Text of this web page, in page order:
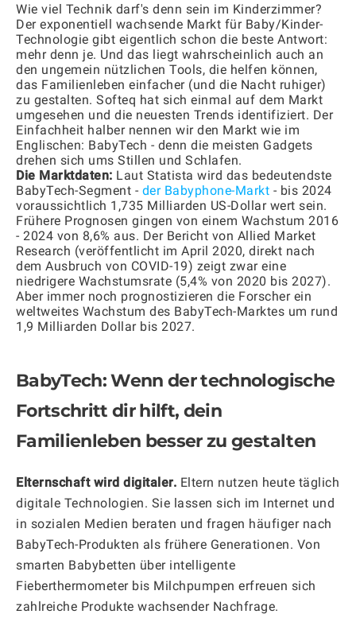
Wie viel Technik darf's denn sein im Kinderzimmer?
Der exponentiell wachsende Markt für Baby/Kinder-
Technologie gibt eigentlich schon die beste Antwort:
mehr denn je. Und das liegt wahrscheinlich auch an
den ungemein nützlichen Tools, die helfen können,
das Familienleben einfacher (und die Nacht ruhiger)
zu gestalten. Softeq hat sich einmal auf dem Markt
umgesehen und die neuesten Trends identifiziert. Der
Einfachheit halber nennen wir den Markt wie im
Englischen: BabyTech - denn die meisten Gadgets
drehen sich ums Stillen und Schlafen.
Die Marktdaten: Laut Statista wird das bedeutendste
BabyTech-Segment - der Babyphone-Markt - bis 2024
voraussichtlich 1,735 Milliarden US-Dollar wert sein.
Frühere Prognosen gingen von einem Wachstum 2016
- 2024 von 8,6% aus. Der Bericht von Allied Market
Research (veröffentlicht im April 2020, direkt nach
dem Ausbruch von COVID-19) zeigt zwar eine
niedrigere Wachstumsrate (5,4% von 2020 bis 2027).
Aber immer noch prognostizieren die Forscher ein
weltweites Wachstum des BabyTech-Marktes um rund
1,9 Milliarden Dollar bis 2027.
BabyTech: Wenn der technologische
Fortschritt dir hilft, dein
Familienleben besser zu gestalten
Elternschaft wird digitaler. Eltern nutzen heute täglich
digitale Technologien. Sie lassen sich im Internet und
in sozialen Medien beraten und fragen häufiger nach
BabyTech-Produkten als frühere Generationen. Von
smarten Babybetten über intelligente
Fieberthermometer bis Milchpumpen erfreuen sich
zahlreiche Produkte wachsender Nachfrage.